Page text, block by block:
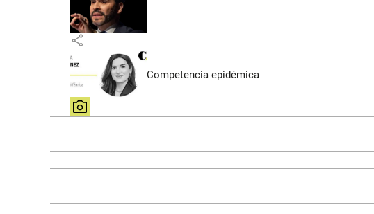
share
Competencia epidémica
share